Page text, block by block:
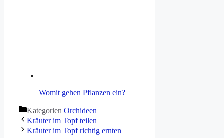
Womit gehen Pflanzen ein?
Kategorien Orchideen
Kräuter im Topf teilen
Kräuter im Topf richtig ernten